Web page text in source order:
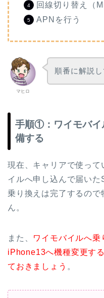
回線切り替え（
APNを行う
マヒロ
順番に解説
手順①：ワイモバ
備する
現在、キャリアで使っ
イルへ申し込んで届い
乗り換えは完了するの
ん。
また、 ワイモバイルへ
iPhone13へ機種変更す
ておきましょう 。